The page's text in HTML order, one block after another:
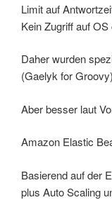
Limit auf
Kein Zugriff auf
Daher wurden
(Gaelyk for Groovy)
Aber besser laut
Amazon Elastic
Basierend auf der
plus Auto Scaling